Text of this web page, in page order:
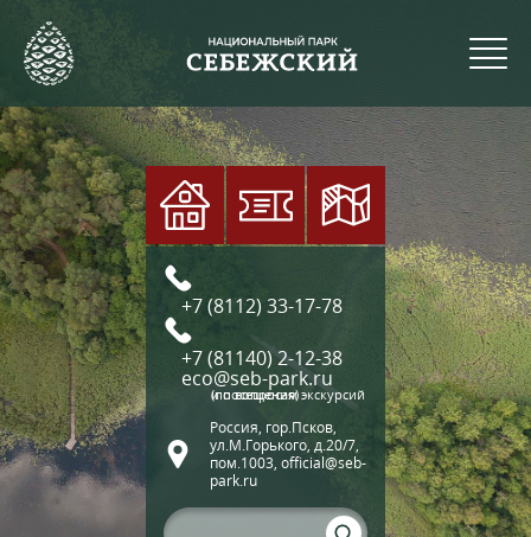
+7 (8112) 33-17-78
+7 (81140) 2-12-38
eco@seb-park.ru
(по вопросам экскурсий и посещения)
Россия, гор.Псков,
ул.М.Горького, д.20/7,
пом.1003, official@seb-
park.ru